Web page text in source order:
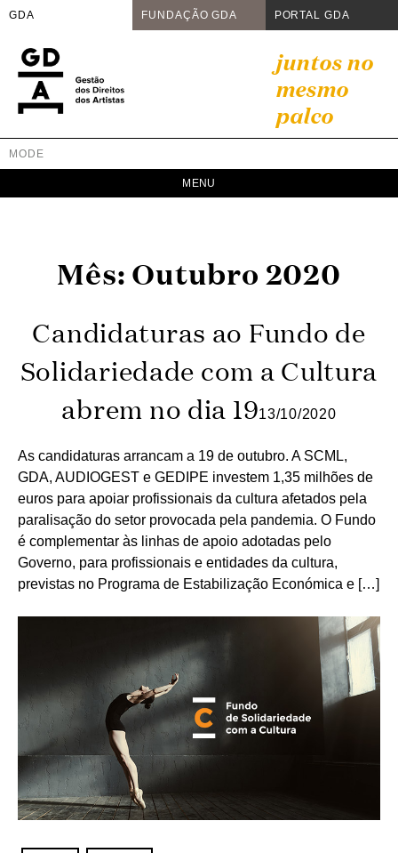
GDA FUNDAÇÃO GDA PORTAL GDA
content
juntos no
mesmo
palco
GDA
Juntos no mesmo palco
MODE
Mês: Outubro 2020
Candidaturas ao Fundo de
Solidariedade com a Cultura
abrem no dia 1913/10/2020
As candidaturas arrancam a 19 de outubro. A SCML,
GDA, AUDIOGEST e GEDIPE investem 1,35 milhões de
euros para apoiar profissionais da cultura afetados pela
paralisação do setor provocada pela pandemia. O Fundo
é complementar às linhas de apoio adotadas pelo
Governo, para profissionais e entidades da cultura,
previstas no Programa de Estabilização Económica e […]